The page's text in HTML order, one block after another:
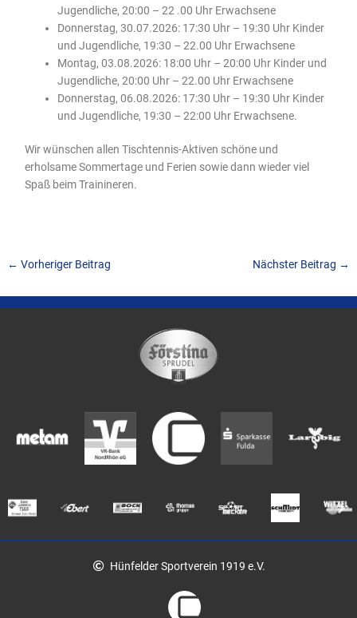
Jugendliche, 20:00 – 22 .00 Uhr Erwachsene
Donnerstag, 30.07.2026: 17:30 Uhr – 19:30 Uhr Kinder
und Jugendliche, 19:30 – 22.00 Uhr Erwachsene
Montag, 03.08.2026: 18:00 Uhr – 20:00 Uhr Kinder und
Jugendliche, 20:00 Uhr – 22.00 Uhr Erwachsene
Donnerstag, 06.08.2026: 17:30 Uhr – 19:30 Uhr Kinder
und Jugendliche, 19:30 – 22:00 Uhr Erwachsene.
Wir wünschen allen Tischtennis-Aktiven schöne und
erholsame Sommertage und Ferien sowie dann wieder viel
Spaß beim Trainineren.
← Vorheriger Beitrag Nächster Beitrag →
Hünfelder Sportverein 1919 e.V.